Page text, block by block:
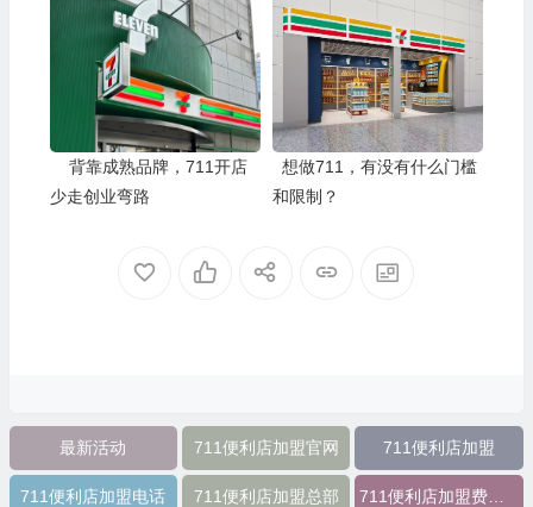
背靠成熟品牌，711开店
少走创业弯路
想做711，有没有什么门槛
和限制？
最新活动 711便利店加盟官网 711便利店加盟
711便利店加盟电话 711便利店加盟总部